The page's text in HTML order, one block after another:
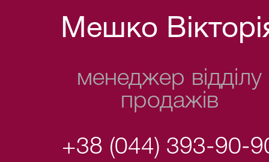
Мешко
менеджер відділу
продажів
+38 (044) 393-90-